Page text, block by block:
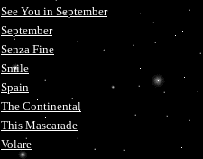
See You in September
September
Senza Fine
Smile
Spain
The Continental
This Mascarade
Volare